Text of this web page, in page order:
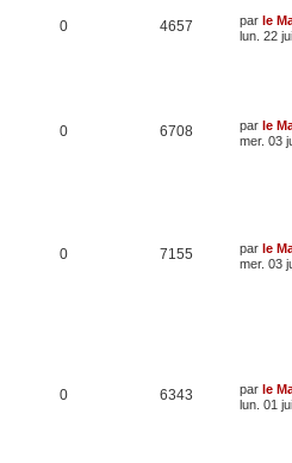
0 4657 par le
lun. 22
0 6708 par le
mer. 03
0 7155 par le
mer. 03
0 6343 par le
lun. 01